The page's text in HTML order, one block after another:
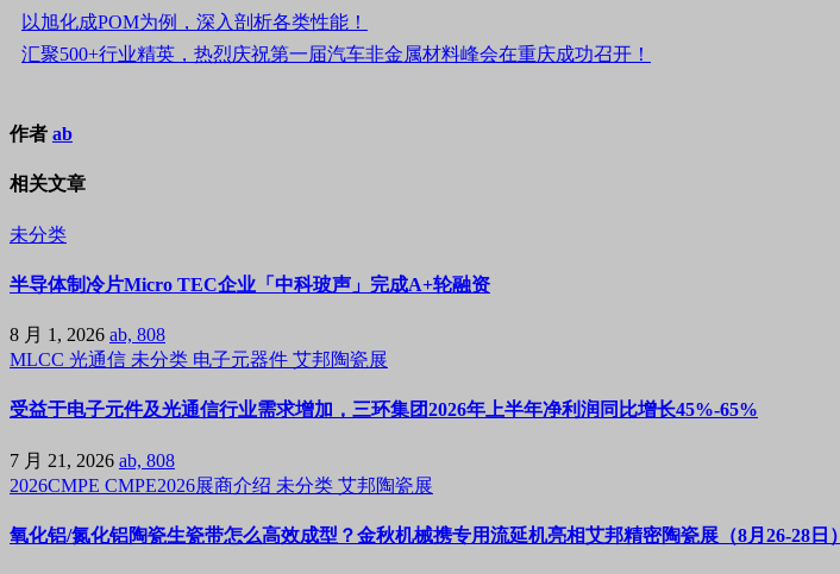
以旭化成POM为例，深入剖析各类性能！
汇聚500+行业精英，热烈庆祝第一届汽车非金属材料峰会在重庆成功召开！
作者 ab
相关文章
未分类
半导体制冷片Micro TEC企业「中科玻声」完成A+轮融资
8 月 1, 2026 ab, 808
MLCC 光通信 未分类 电子元器件 艾邦陶瓷展
受益于电子元件及光通信行业需求增加，三环集团2026年上半年净利润同比增长45%-65%
7 月 21, 2026 ab, 808
2026CMPE CMPE2026展商介绍 未分类 艾邦陶瓷展
氧化铝/氮化铝陶瓷生瓷带怎么高效成型？金秋机械携专用流延机亮相艾邦精密陶瓷展（8月26-28日）